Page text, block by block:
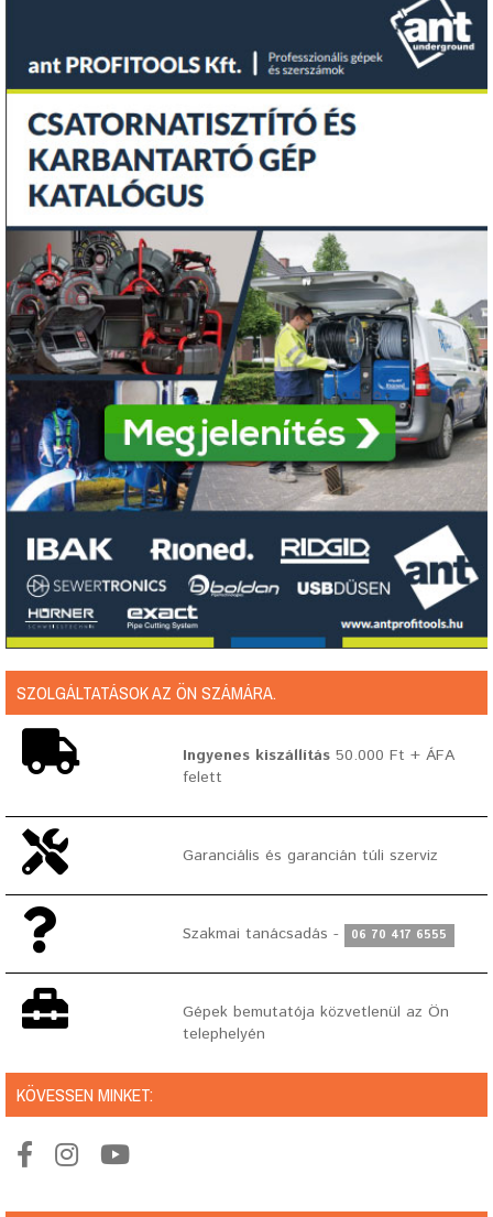
SZOLGÁLTATÁSOK AZ ÖN SZÁMÁRA.
Ingyenes kiszállítás50.000 Ft + ÁFA
felett
Garanciális és garancián túli szerviz
Szakmai tanácsadás - 06 70 417 6555
Gépek bemutatója közvetlenül az Ön
telephelyén
KÖVESSEN MINKET: